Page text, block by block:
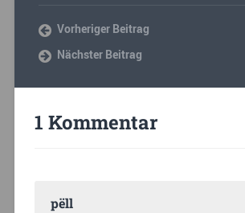
Vorheriger Beitrag
Nächster Beitrag
1 Kommentar
pëll